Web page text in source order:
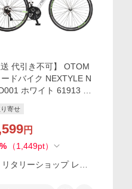
送 代引き不可】 OTOM
ドバイク NEXTYLE N
ホワイト 61913 株
寄せ
円
% （1,449pt）
リタリーショップ レプ